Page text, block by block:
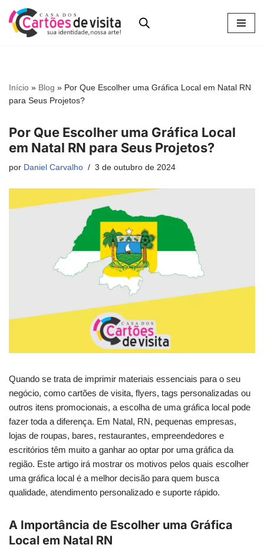
Pular
Início » Blog » Por Que Escolher uma Gráfica Local em Natal RN
para Seus Projetos?
Por Que Escolher uma Gráfica Local
em Natal RN para Seus Projetos?
por Daniel Carvalho 3 de outubro de 2024
Quando se trata de imprimir materiais essenciais para o seu
negócio, como cartões de visita, flyers, tags personalizadas ou
outros itens promocionais, a escolha de uma gráfica local pode
fazer toda a diferença. Em Natal, RN, pequenas empresas,
lojas de roupas, bares, restaurantes, empreendedores e
escritórios têm muito a ganhar ao optar por uma gráfica da
região. Este artigo irá mostrar os motivos pelos quais escolher
uma gráfica local é a melhor decisão para quem busca
qualidade, atendimento personalizado e suporte rápido.
A Importância de Escolher uma Gráfica
Local em Natal RN